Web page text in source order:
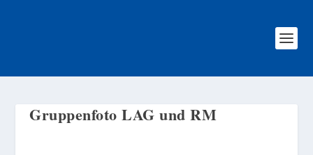
Gruppenfoto LAG und RM